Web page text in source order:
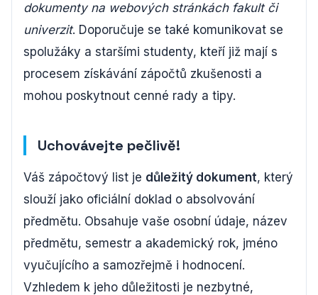
dokumenty na webových stránkách fakult či
univerzit. Doporučuje se také komunikovat se
spolužáky a staršími studenty, kteří již mají s
procesem získávání zápočtů zkušenosti a
mohou poskytnout cenné rady a tipy.
Uchovávejte pečlivě!
Váš zápočtový list je důležitý dokument, který
slouží jako oficiální doklad o absolvování
předmětu. Obsahuje vaše osobní údaje, název
předmětu, semestr a akademický rok, jméno
vyučujícího a samozřejmě i hodnocení.
Vzhledem k jeho důležitosti je nezbytné,